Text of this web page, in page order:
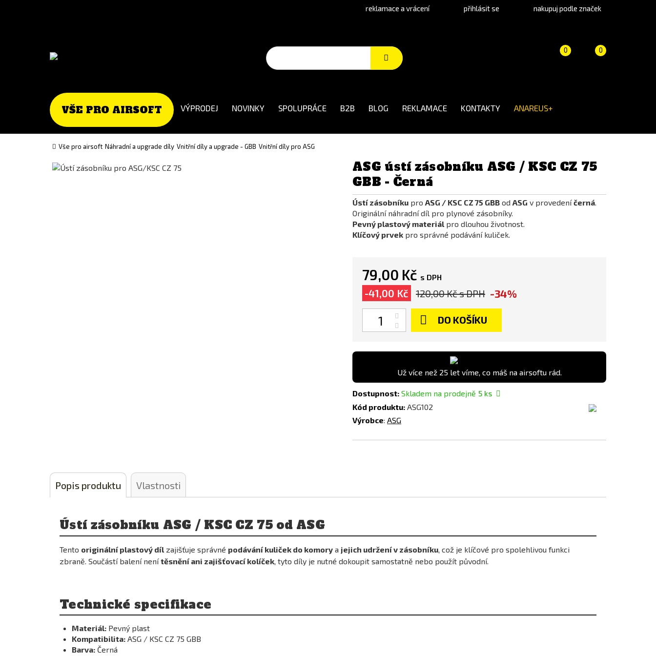
reklamace a vrácení přihlásit se nakupuj podle značek
Košík 0
(prázdný)
Porovnání
0
VŠE PRO AIRSOFT VÝPRODEJ NOVINKY SPOLUPRÁCE B2B BLOG REKLAMACE KONTAKTY ANAREUS+
Vše pro airsoft Náhradní a upgrade díly Vnitřní díly a upgrade - GBB Vnitřní díly pro ASG
ASG ústí zásobníku ASG / KSC CZ 75
GBB - Černá
Ústí zásobníku pro ASG / KSC CZ 75 GBB od ASG v provedeníčerná.
Originální náhradní díl pro plynové zásobníky.
Pevný plastový materiál pro dlouhou životnost.
Klíčový prvek pro správné podávání kuliček.
79,00 Kč s DPH
-41,00 Kč 120,00 Kčs DPH -34%
DO KOŠÍKU
Už více než 25 let víme, co máš na airsoftu rád.
Dostupnost: Skladem na prodejně 5 ks
Kód produktu: ASG102
Výrobce: ASG
Popis produktu Vlastnosti
Ústí zásobníku ASG / KSC CZ 75 od ASG
Tento originální plastový díl zajišťuje správné podávání kuliček do komory a jejich udržení v zásobníku , což je klíčové pro spolehlivou funkci
zbraně. Součástí balení nenítěsnění ani zajišťovací kolíček , tyto díly je nutné dokoupit samostatně nebo použít původní.
Technické specifikace
Materiál: Pevný plast
Kompatibilita: ASG / KSC CZ 75 GBB
Barva: Černá